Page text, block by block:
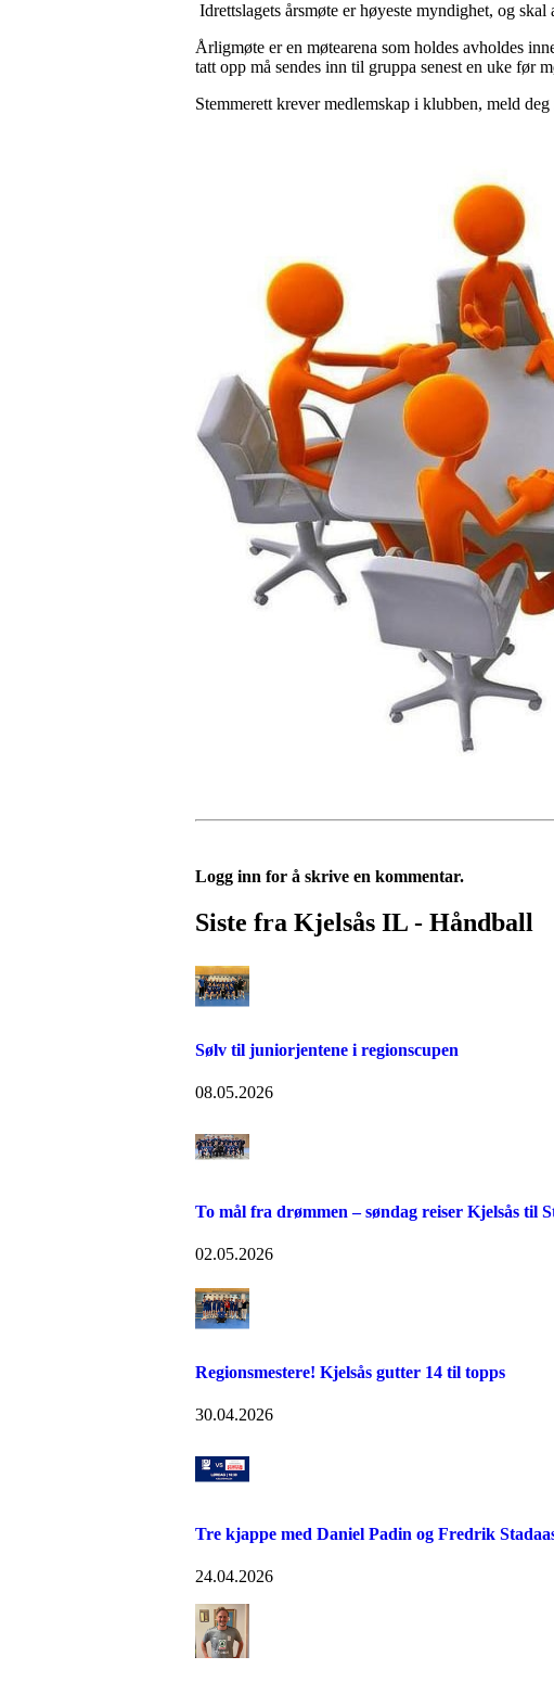
Idrettslagets årsmøte er høyeste myndighet, og
Årligmøte er en møtearena som holdes avholdes
tatt opp må sendes inn til gruppa senest en uke før
Stemmerett krever medlemskap i klubben, meld deg
Logg inn for å skrive en kommentar.
Siste fra Kjelsås IL - Håndball
Sølv til juniorjentene i regionscupen
08.05.2026
To mål fra drømmen – søndag reiser Kjelsås til
02.05.2026
Regionsmestere! Kjelsås gutter 14 til topps
30.04.2026
Tre kjappe med Daniel Padin og Fredrik
24.04.2026